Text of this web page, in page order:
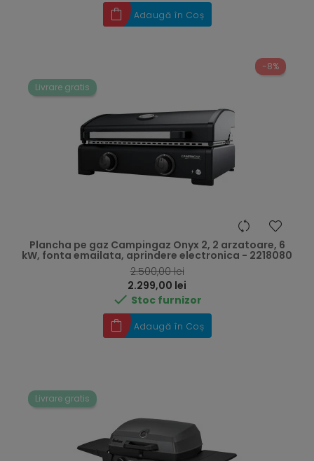
Adaugă în Coș
-8%
Livrare gratis
Plancha pe gaz Campingaz Onyx 2, 2 arzatoare, 6
kW, fonta emailata, aprindere electronica - 2218080
2.500,00 lei
2.299,00 lei
 Stoc furnizor
Adaugă în Coș
Livrare gratis